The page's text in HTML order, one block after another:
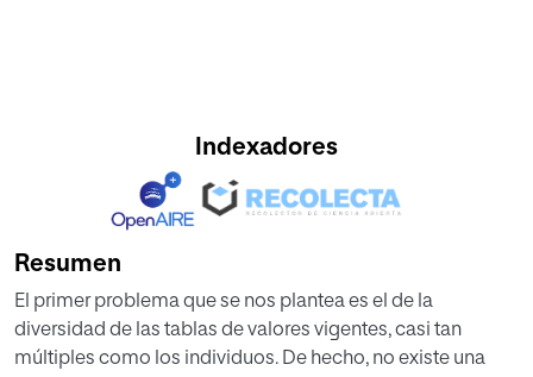
Indexadores
Resumen
El primer problema que se nos plantea es el de la
diversidad de las tablas de valores vigentes, casi tan
múltiples como los individuos. De hecho, no existe una